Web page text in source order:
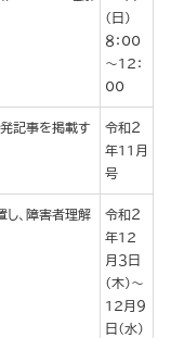
（日）
８：00
～12：
00
記事を掲載す
令和２
年11月
号
、障害者理解
令和２
年12
月３日
（木）～
12月９
日（水）